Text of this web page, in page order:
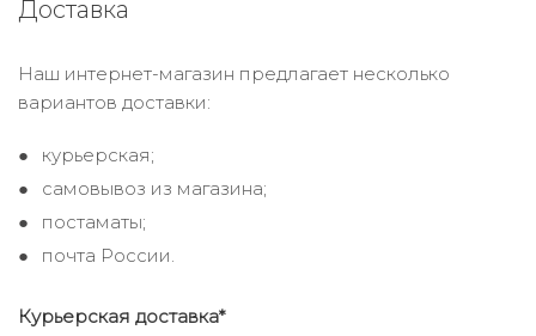
Доставка
Наш интернет-магазин предлагает несколько
вариантов доставки:
курьерская;
самовывоз из магазина;
постаматы;
почта России.
Курьерская доставка*